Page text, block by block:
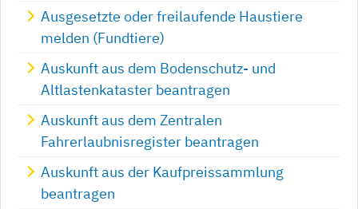
Ausgesetzte oder freilaufende Haustiere
melden (Fundtiere)
Auskunft aus dem Bodenschutz- und
Altlastenkataster beantragen
Auskunft aus dem Zentralen
Fahrerlaubnisregister beantragen
Auskunft aus der Kaufpreissammlung
beantragen